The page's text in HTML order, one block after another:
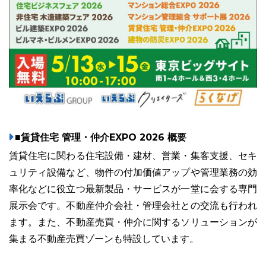
ユーザーインタビュー ホームページ制作実績
ニュース一覧 お役立ちブログ
特長 サービス一覧 プラン
■賃貸住宅 管理・仲介EXPO 2026 概要
賃貸住宅に関わる住宅設備・建材、営業・集客支援、セキ
ュリティ設備など、物件の付加価値アップや管理業務の効
率化などに役立つ最新製品・サービスが一堂に会する専門
展示会です。不動産仲介会社・管理会社との交流も行われ
ます。また、不動産売買・仲介に関するソリューションが
集まる不動産売買ゾーンも特設しています。